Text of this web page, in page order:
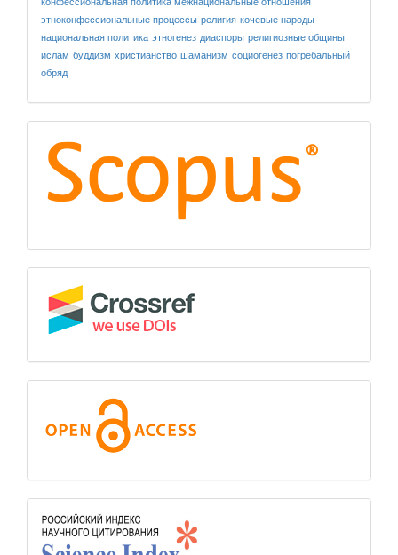
этноконфессиональные процессы религия кочевые народы
национальная политика этногенез диаспоры религиозные общины
ислам буддизм христианство шаманизм социогенез погребальный
обряд